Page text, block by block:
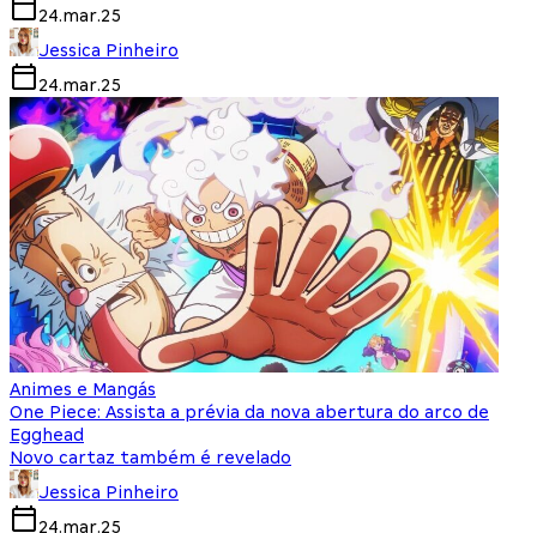
24.mar.25
Jessica Pinheiro
24.mar.25
Animes e Mangás
One Piece: Assista a prévia da nova abertura do arco de
Egghead
Novo cartaz também é revelado
Jessica Pinheiro
24.mar.25